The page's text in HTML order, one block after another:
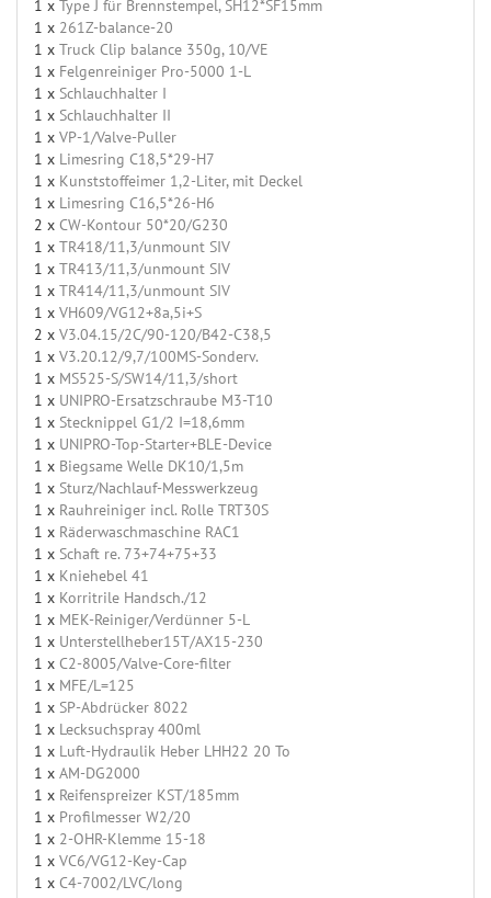
1 x Type J für Brennstempel, SH12*SF15mm
1 x 261Z-balance-20
1 x Truck Clip balance 350g, 10/VE
1 x Felgenreiniger Pro-5000 1-L
1 x Schlauchhalter I
1 x Schlauchhalter II
1 x VP-1/Valve-Puller
1 x Limesring C18,5*29-H7
1 x Kunststoffeimer 1,2-Liter, mit Deckel
1 x Limesring C16,5*26-H6
2 x CW-Kontour 50*20/G230
1 x TR418/11,3/unmount SIV
1 x TR413/11,3/unmount SIV
1 x TR414/11,3/unmount SIV
1 x VH609/VG12+8a,5i+S
2 x V3.04.15/2C/90-120/B42-C38,5
1 x V3.20.12/9,7/100MS-Sonderv.
1 x MS525-S/SW14/11,3/short
1 x UNIPRO-Ersatzschraube M3-T10
1 x Stecknippel G1/2 I=18,6mm
1 x UNIPRO-Top-Starter+BLE-Device
1 x Biegsame Welle DK10/1,5m
1 x Sturz/Nachlauf-Messwerkzeug
1 x Rauhreiniger incl. Rolle TRT30S
1 x Räderwaschmaschine RAC1
1 x Schaft re. 73+74+75+33
1 x Kniehebel 41
1 x Korritrile Handsch./12
1 x MEK-Reiniger/Verdünner 5-L
1 x Unterstellheber15T/AX15-230
1 x C2-8005/Valve-Core-filter
1 x MFE/L=125
1 x SP-Abdrücker 8022
1 x Lecksuchspray 400ml
1 x Luft-Hydraulik Heber LHH22 20 To
1 x AM-DG2000
1 x Reifenspreizer KST/185mm
1 x Profilmesser W2/20
1 x 2-OHR-Klemme 15-18
1 x VC6/VG12-Key-Cap
1 x C4-7002/LVC/long